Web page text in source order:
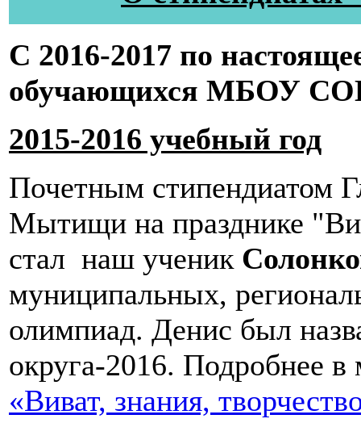
С 2016-2017 по
обучающихся МБОУ
2015-2016 учебный год
Почетным стипендиатом
Мытищи на празднике
стал наш ученик
муниципальных,
олимпиад. Денис был
округа-2016. Подробнее в
«Виват, знания,